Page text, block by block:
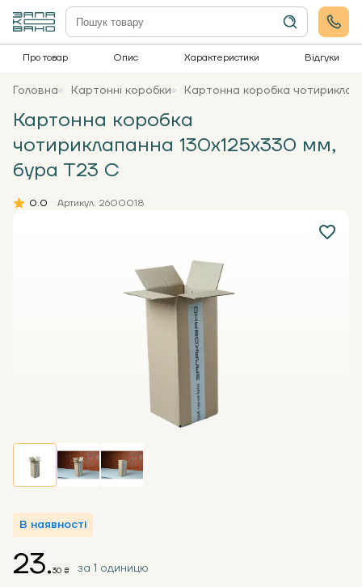
Про товар Опис Характеристики Відгуки
Головна Картонні коробки Картонна коробка
Картонна коробка
чотириклапанна 130х125х330 мм,
бура Т23 С
0.0 Артикул: 2600018
В наявності
23.30 ₴ за 1 одиницю